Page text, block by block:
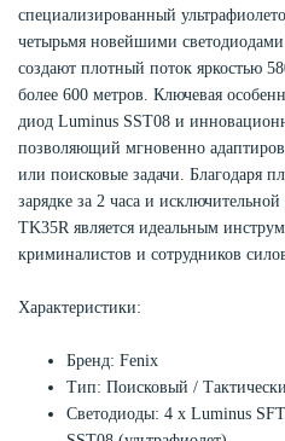
специализированный
четырьмя новейшими
создают плотный поток яркостью
более 600 метров. Ключевая
диод Luminus SST08 и
позволяющий мгновенно
или поисковые задачи. Благодаря
зарядке за 2 часа и
TK35R является идеальным
криминалистов и сотрудников
Характеристики:
Бренд: Fenix
Тип: Поисковый /
Светодиоды: 4 х Luminus